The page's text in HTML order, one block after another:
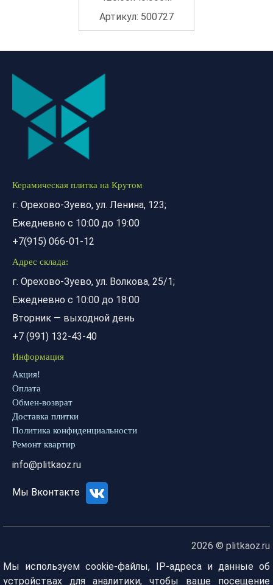
Артикул: 500727
Керамическая плитка на Крутом
г. Орехово-Зуево, ул. Ленина, 123;
Ежедневно с 10:00 до 19:00
+7(915) 066-01-12
Адрес склада:
г. Орехово-Зуево, ул. Волкова, 25/1;
Ежедневно с 10:00 до 18:00
Вторник — выходной день
+7 (991) 132-43-40
Информация
Акция!
Оплата
Обмен-возврат
Доставка плитки
Политика конфиденциальности
Ремонт квартир
info@plitkaoz.ru
Мы Вконтакте
2026 © plitkaoz.ru
Мы используем cookie-файлы, IP-адреса и данные об
устройствах для аналитики, чтобы ваше посещение